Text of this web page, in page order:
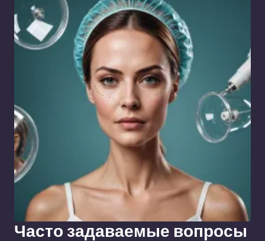
Часто задаваемые вопросы